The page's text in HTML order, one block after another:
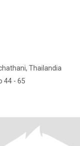
Thailandia
44 - 65